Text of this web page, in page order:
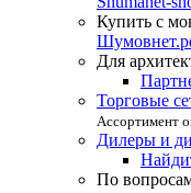
Купить с
Для
Торговые
Ассортимент
Дилеры и
По